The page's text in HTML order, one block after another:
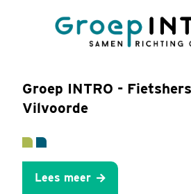
Groep INTRO -
Vilvoorde
Lees meer